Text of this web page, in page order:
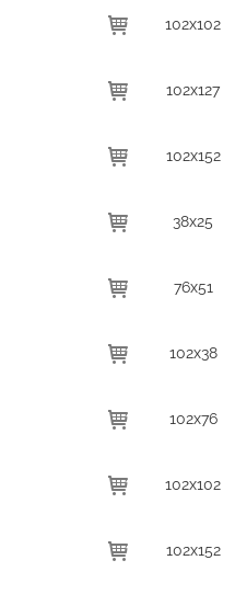
102x102
102x127
102x152
38x25
76x51
102x38
102x76
102x102
102x152